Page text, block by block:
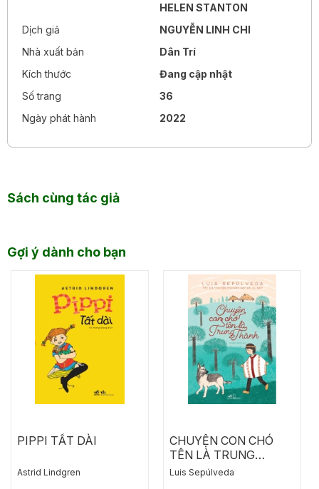
HELEN STANTON
Dịch giả
NGUYỄN LINH CHI
Nhà xuất bản
Dân Trí
Kích thước
Đang cập nhật
Số trang
36
Ngày phát hành
2022
Sách cùng tác giả
Gợi ý dành cho bạn
PIPPI TẤT DÀI
Astrid Lindgren
CHUYỆN CON CHÓ
TÊN LÀ TRUNG
THÀNH
Luis Sepúlveda